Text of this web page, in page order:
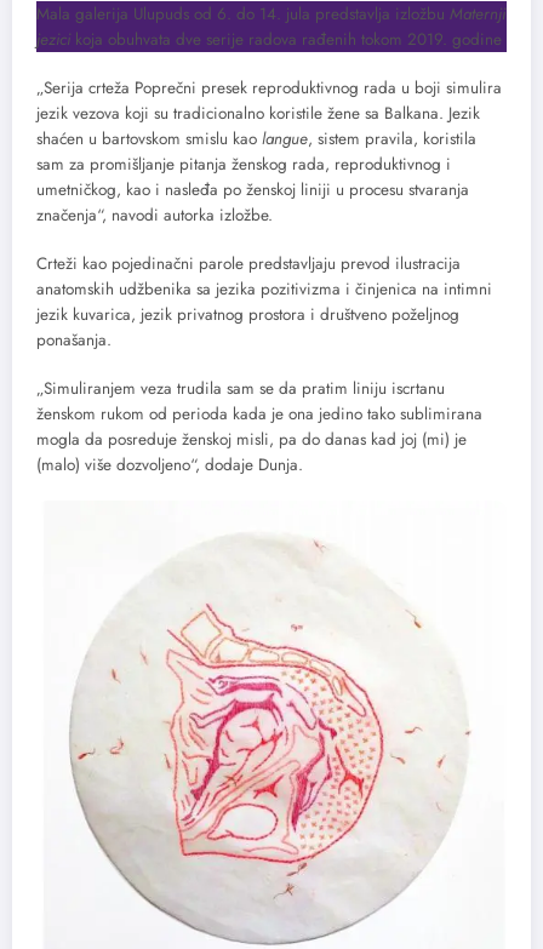
Mala galerija Ulupuds od 6. do 14. jula predstavlja izložbu Maternji
jezici koja obuhvata dve serije radova rađenih tokom 2019. godine
„Serija crteža Poprečni presek reproduktivnog rada u boji simulira
jezik vezova koji su tradicionalno koristile žene sa Balkana. Jezik
shaćen u bartovskom smislu kao langue, sistem pravila, koristila
sam za promišljanje pitanja ženskog rada, reproduktivnog i
umetničkog, kao i nasleđa po ženskoj liniji u procesu stvaranja
značenja“, navodi autorka izložbe.
Crteži kao pojedinačni parole predstavljaju prevod ilustracija
anatomskih udžbenika sa jezika pozitivizma i činjenica na intimni
jezik kuvarica, jezik privatnog prostora i društveno poželjnog
ponašanja.
„Simuliranjem veza trudila sam se da pratim liniju iscrtanu
ženskom rukom od perioda kada je ona jedino tako sublimirana
mogla da posreduje ženskoj misli, pa do danas kad joj (mi) je
(malo) više dozvoljeno“, dodaje Dunja.